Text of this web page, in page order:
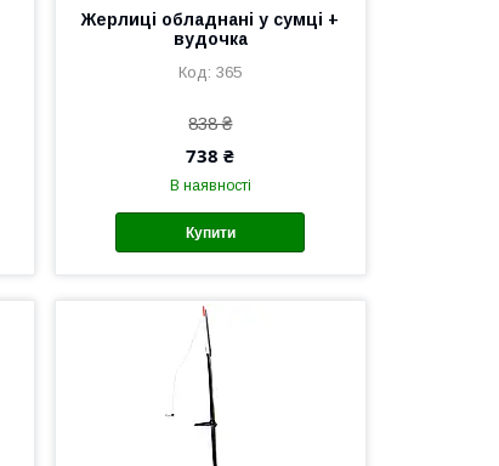
Жерлиці обладнані у сумці +
вудочка
365
838 ₴
738 ₴
В наявності
Купити